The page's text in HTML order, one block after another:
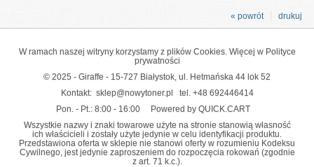
drukuj
« powrót
W ramach naszej witryny korzystamy z plików Cookies. Więcej w Polityce
prywatności
© 2025 - Giraffe - 15-727 Białystok, ul. Hetmańska 44 lok 52
Kontakt: sklep@nowytoner.pl tel. +48 692446414
Pon. - Pt.: 8:00 - 16:00
Powered by QUICK.CART
Wszystkie nazwy i znaki towarowe użyte na stronie stanowią własność
ich właścicieli i zostały użyte jedynie w celu identyfikacji produktu.
Przedstawiona oferta w sklepie nie stanowi oferty w rozumieniu Kodeksu
Cywilnego, jest jedynie zaproszeniem do rozpoczęcia rokowań (zgodnie
z art. 71 k.c.).